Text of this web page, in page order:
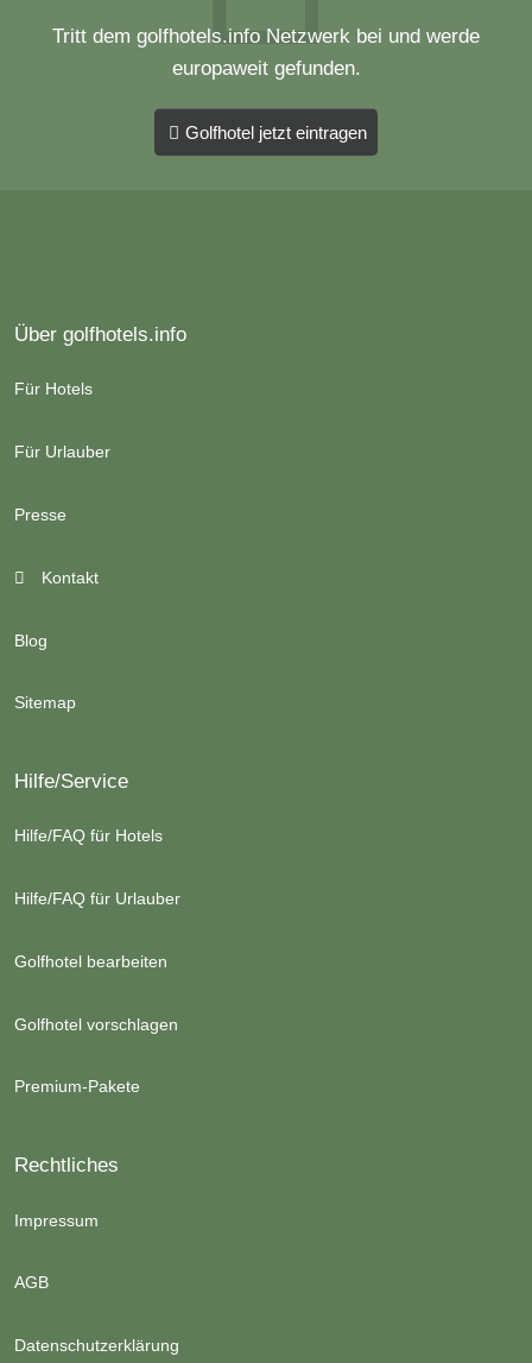
Tritt dem golfhotels.info Netzwerk bei und werde
europaweit gefunden.
Golfhotel jetzt eintragen
Über golfhotels.info
Für Hotels
Für Urlauber
Presse
Kontakt
Blog
Sitemap
Hilfe/Service
Hilfe/FAQ für Hotels
Hilfe/FAQ für Urlauber
Golfhotel bearbeiten
Golfhotel vorschlagen
Premium-Pakete
Rechtliches
Impressum
AGB
Datenschutzerklärung